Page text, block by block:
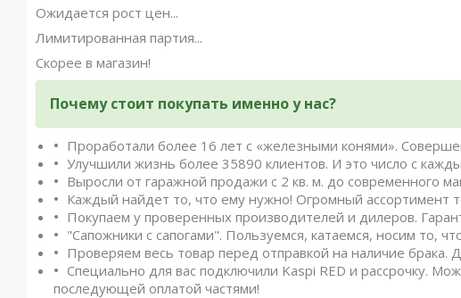
Ожидается рост цен...
Лимитированная партия...
Скорее в магазин!
Почему стоит покупать именно у нас?
Проработали более 16 лет с «железными конями».
Улучшили жизнь более 35890 клиентов. И это число с
Выросли от гаражной продажи с 2 кв. м. до современного
Каждый найдет то, что ему нужно! Огромный ассортимент
Покупаем у проверенных производителей и дилеров.
"Сапожники с сапогами". Пользуемся, катаемся, носим то,
Проверяем весь товар перед отправкой на наличие брака.
Специально для вас подключили Kaspi RED и рассрочку.
последующей оплатой частями!